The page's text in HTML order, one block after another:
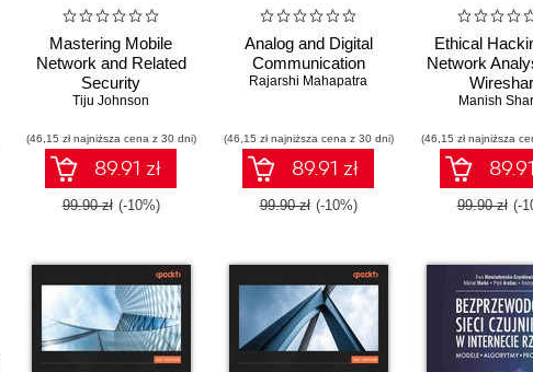
Mastering Mobile
Network and Related
Security
Tiju Johnson
(46,15 zł najniższa cena z 30 dni)
89.91 zł
99.90 zł (-10%)
Analog and Digital
Communication
Rajarshi Mahapatra
(46,15 zł najniższa cena z 30 dni)
89.91 zł
99.90 zł (-10%)
Ethical
Network
Manish
(46,15 zł najniższa
99.90 zł (-